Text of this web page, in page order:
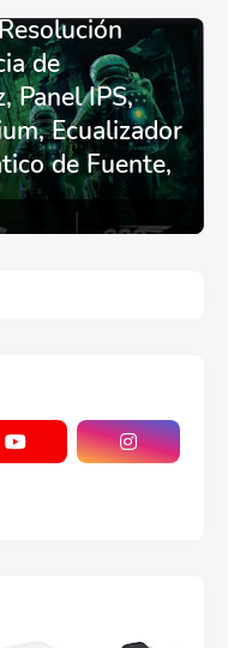
de
Panel IPS,
Ecualizador
de Fuente,